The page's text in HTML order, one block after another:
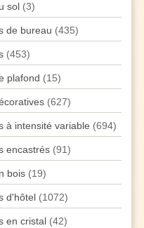
sol (3)
de bureau (435)
(453)
plafond (15)
(627)
à intensité variable (694)
encastrés (91)
bois (19)
d'hôtel (1072)
en cristal (42)